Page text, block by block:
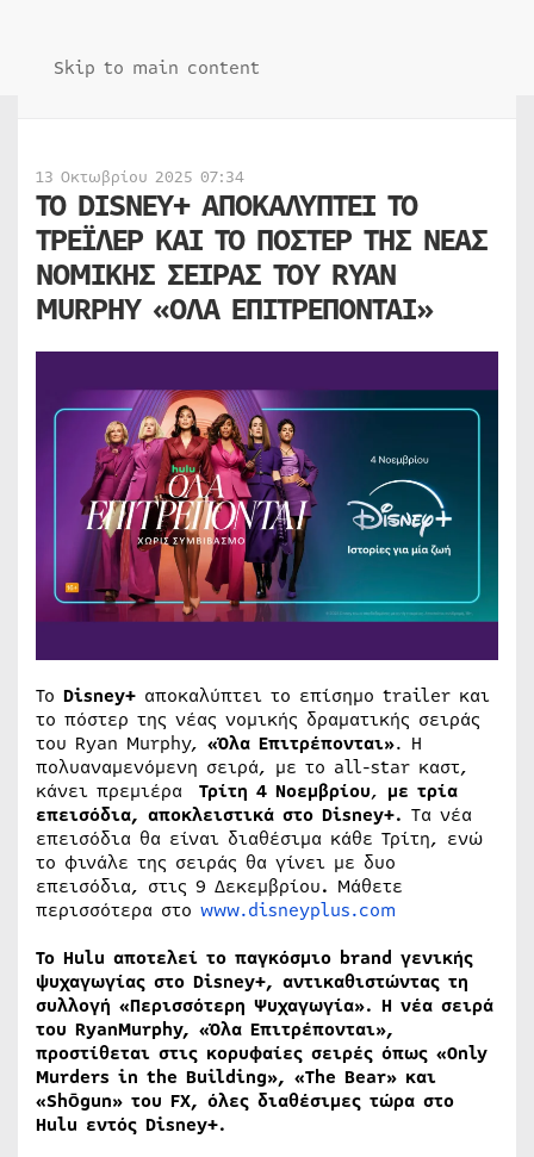
Skip to main content
13 Οκτωβρίου 2025 07:34
ΤΟ DISNEY+ ΑΠΟΚΑΛΥΠΤΕΙ ΤΟ
ΤΡΕΪΛΕΡ ΚΑΙ ΤΟ ΠΟΣΤΕΡ ΤΗΣ ΝΕΑΣ
ΝΟΜΙΚΗΣ ΣΕΙΡΑΣ ΤΟΥ RYAN
MURPHY «ΟΛΑ ΕΠΙΤΡΕΠΟΝΤΑΙ»
Το Disney+ αποκαλύπτει το επίσημο trailer και
το πόστερ της νέας νομικής δραματικής σειράς
του Ryan Murphy, «Όλα Επιτρέπονται». Η
πολυαναμενόμενη σειρά, με το all-star καστ,
κάνει πρεμιέρα Τρίτη 4 Νοεμβρίου, με τρία
επεισόδια, αποκλειστικά στο Disney+. Τα νέα
επεισόδια θα είναι διαθέσιμα κάθε Τρίτη, ενώ
το φινάλε της σειράς θα γίνει με δυο
επεισόδια, στις 9 Δεκεμβρίου. Μάθετε
περισσότερα στο www.disneyplus.com
Το Hulu αποτελεί το παγκόσμιο brand γενικής
ψυχαγωγίας στο Disney+, αντικαθιστώντας τη
συλλογή «Περισσότερη Ψυχαγωγία». Η νέα σειρά
του RyanMurphy, «Όλα Επιτρέπονται»,
προστίθεται στις κορυφαίες σειρές όπως «Only
Murders in the Building», «The Bear» και
«Shōgun» του FX, όλες διαθέσιμες τώρα στο
Hulu εντός Disney+.